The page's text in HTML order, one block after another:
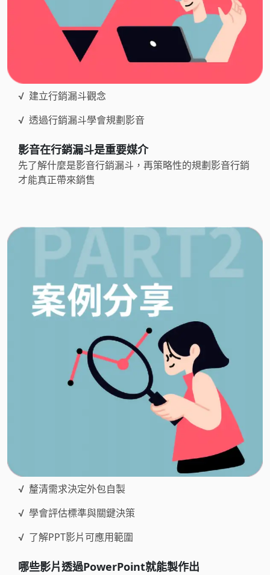
√ 建立行銷漏斗觀念
√ 透過行銷漏斗學會規劃影音
影音在行銷漏斗是重要媒介
先了解什麼是影音行銷漏斗，再策略性的規劃影音行銷
才能真正帶來銷售
√ 釐清需求決定外包自製
√ 學會評估標準與關鍵決策
√ 了解PPT影片可應用範圍
哪些影片透過PowerPoint就能製作出